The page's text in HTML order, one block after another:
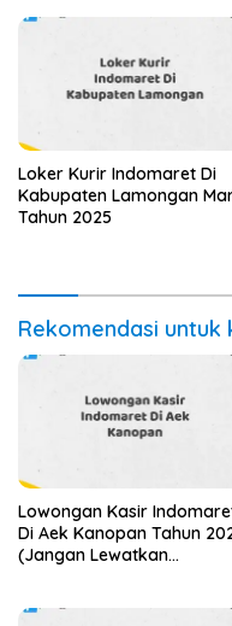
Loker Kurir Indomaret Di
Kabupaten Lamongan
Tahun 2025
Rekomendasi untuk
Lowongan Kasir
Di Aek Kanopan Tahun
(Jangan Lewatkan